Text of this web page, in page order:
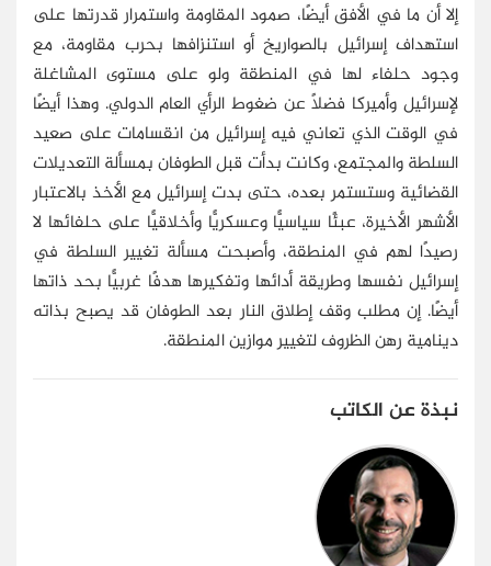
إلا أن ما في الأفق أيضًا، صمود المقاومة واستمرار قدرتها على
استهداف إسرائيل بالصواريخ أو استنزافها بحرب مقاومة، مع
وجود حلفاء لها في المنطقة ولو على مستوى المشاغلة
لإسرائيل وأميركا فضلًا عن ضغوط الرأي العام الدولي. وهذا أيضًا
في الوقت الذي تعاني فيه إسرائيل من انقسامات على صعيد
السلطة والمجتمع، وكانت بدأت قبل الطوفان بمسألة التعديلات
القضائية وستستمر بعده، حتى بدت إسرائيل مع الأخذ بالاعتبار
الأشهر الأخيرة، عبئًا سياسيًّا وعسكريًّا وأخلاقيًّا على حلفائها لا
رصيدًا لهم في المنطقة، وأصبحت مسألة تغيير السلطة في
إسرائيل نفسها وطريقة أدائها وتفكيرها هدفًا غربيًّا بحد ذاتها
أيضًا. إن مطلب وقف إطلاق النار بعد الطوفان قد يصبح بذاته
دينامية رهن الظروف لتغيير موازين المنطقة.
نبذة عن الكاتب